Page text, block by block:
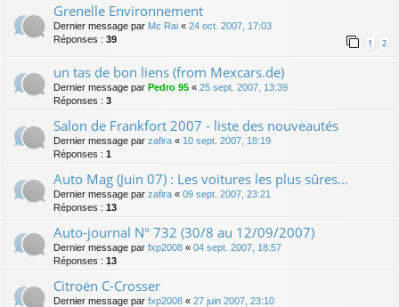
Grenelle Environnement
Dernier message par Mc Rai « 24 oct. 2007, 17:03
Réponses : 39 1 2
un tas de bon liens (from Mexcars.de)
Dernier message par Pedro 95 « 25 sept. 2007, 13:39
Réponses : 3
Salon de Frankfort 2007 - liste des nouveautés
Dernier message par zafira « 10 sept. 2007, 18:19
Réponses : 1
Auto Mag (Juin 07) : Les voitures les plus sûres...
Dernier message par zafira « 09 sept. 2007, 23:21
Réponses : 13
Auto-journal N° 732 (30/8 au 12/09/2007)
Dernier message par fxp2008 « 04 sept. 2007, 18:57
Réponses : 13
Citroën C-Crosser
Dernier message par fxp2008 « 27 juin 2007, 23:10